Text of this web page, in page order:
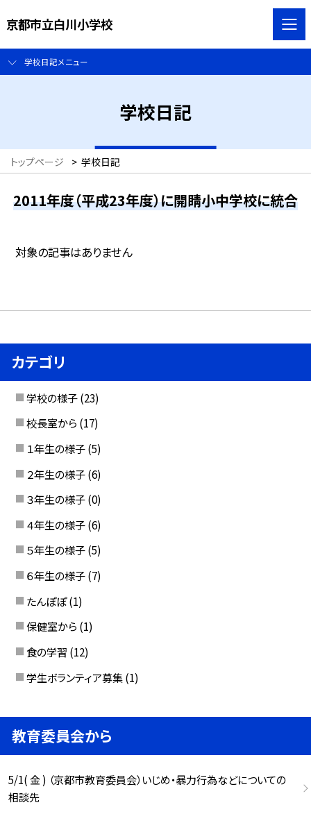
京都市立白川小学校
学校日記メニュー
学校日記
トップページ > 学校日記
2011年度（平成23年度）に開睛小中学校に統合
対象の記事はありません
カテゴリ
学校の様子 (23)
校長室から (17)
１年生の様子 (5)
２年生の様子 (6)
３年生の様子 (0)
４年生の様子 (6)
５年生の様子 (5)
６年生の様子 (7)
たんぽぽ (1)
保健室から (1)
食の学習 (12)
学生ボランティア募集 (1)
教育委員会から
5/1( 金 ) （京都市教育委員会）いじめ・暴力行為などについての
相談先